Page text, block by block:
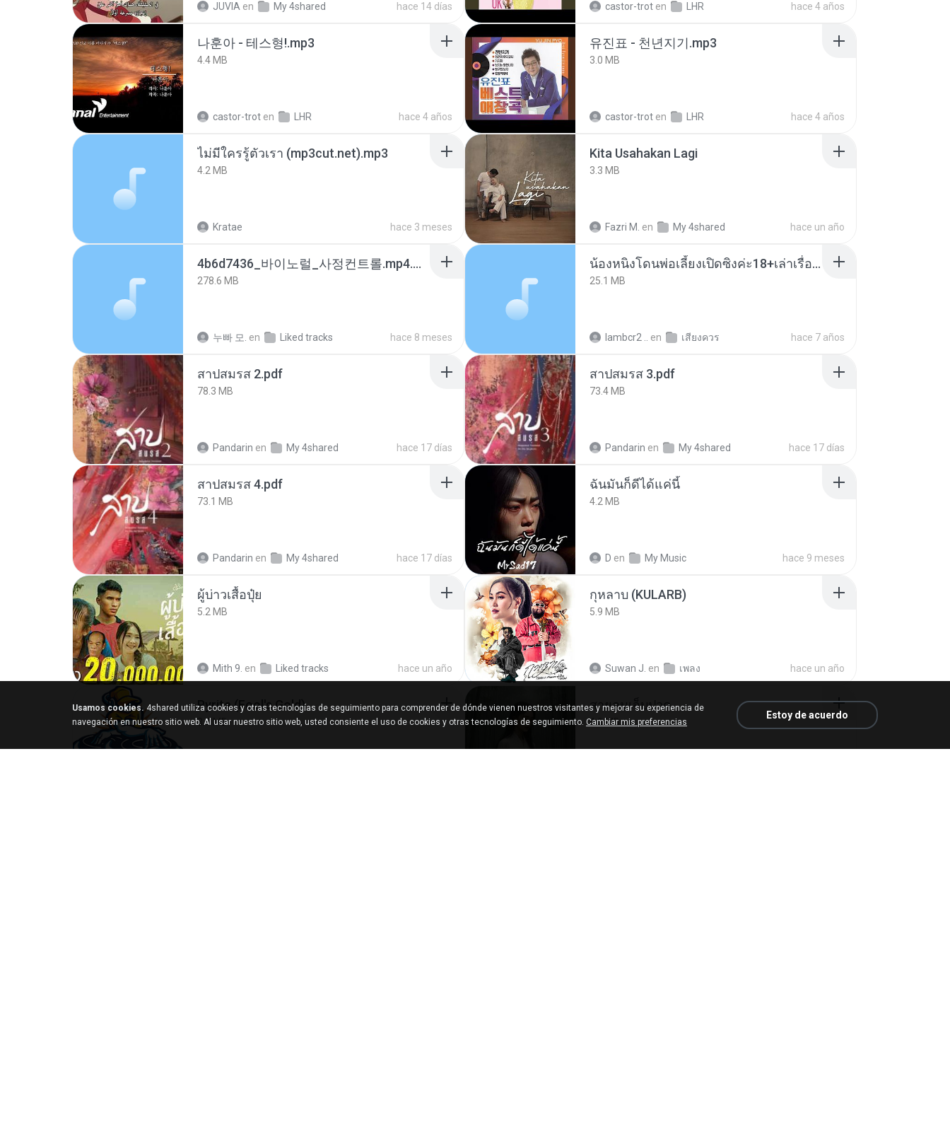
JUVIA en My 4shared hace 14 días castor-trot en LHR hace 4 años
나훈아 - 테스형!.mp3
4.4 MB
castor-trot en LHR hace 4 años
유진표 - 천년지기.mp3
3.0 MB
castor-trot en LHR hace 4 años
ไม่มีใครรู้ตัวเรา (mp3cut.net).mp3
4.2 MB
Kratae hace 3 meses
Kita Usahakan Lagi
3.3 MB
Fazri M. en My 4shared hace un año
4b6d7436_바이노럴_사정컨트롤.mp4.m4a
278.6 MB
누빠 모. en Liked tracks hace 8 meses
น้องหนิงโดนพ่อเลี้ยงเปิดซิงค่ะ18+เล่าเรื่องเสียว.mp3
25.1 MB
lambcr2 .. en เสียงควร hace 7 años
สาปสมรส 2.pdf
78.3 MB
Pandarin en My 4shared hace 17 días
สาปสมรส 3.pdf
73.4 MB
Pandarin en My 4shared hace 17 días
สาปสมรส 4.pdf
73.1 MB
Pandarin en My 4shared hace 17 días
ฉันมันก็ดีได้แค่นี้
4.2 MB
D en My Music hace 9 meses
ผู้บ่าวเสื้อปุ๋ย
5.2 MB
Mith 9. en Liked tracks hace un año
กุหลาบ (KULARB)
5.9 MB
Suwan J. en เพลง hace un año
Pyrite (Fool's Gold)
3.4 MB
สายลมเจ็บปวด
4.0 MB
Usamos cookies. 4shared utiliza cookies y otras tecnologías de seguimiento para comprender de dónde vienen nuestros visitantes y mejorar su experiencia de
navegación en nuestro sitio web. Al usar nuestro sitio web, usted consiente el uso de cookies y otras tecnologías de seguimiento. Cambiar mis preferencias
Estoy de acuerdo